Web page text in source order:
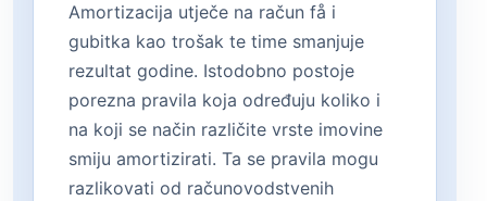
Amortizacija utječe na račun få i
gubitka kao trošak te time smanjuje
rezultat godine. Istodobno postoje
porezna pravila koja određuju koliko i
na koji se način različite vrste imovine
smiju amortizirati. Ta se pravila mogu
razlikovati od računovodstvenih